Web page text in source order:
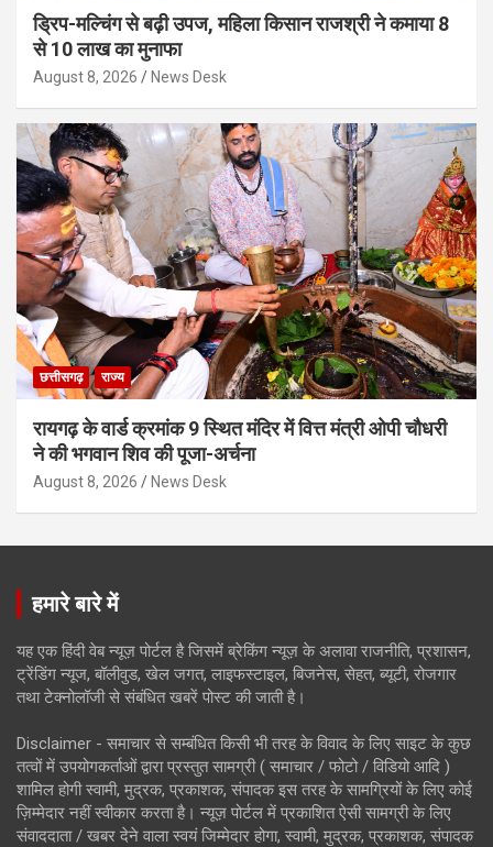
ड्रिप-मल्चिंग से बढ़ी उपज, महिला किसान राजश्री ने कमाया 8
से 10 लाख का मुनाफा
August 8, 2026 News Desk
छत्तीसगढ़ राज्य
रायगढ़ के वार्ड क्रमांक 9 स्थित मंदिर में वित्त मंत्री ओपी चौधरी
ने की भगवान शिव की पूजा-अर्चना
August 8, 2026 News Desk
हमारे बारे में
यह एक हिंदी वेब न्यूज़ पोर्टल है जिसमें ब्रेकिंग न्यूज़ के अलावा राजनीति, प्रशासन,
ट्रेंडिंग न्यूज, बॉलीवुड, खेल जगत, लाइफस्टाइल, बिजनेस, सेहत, ब्यूटी, रोजगार
तथा टेक्नोलॉजी से संबंधित खबरें पोस्ट की जाती है।
Disclaimer - समाचार से सम्बंधित किसी भी तरह के विवाद के लिए साइट के कुछ
तत्वों में उपयोगकर्ताओं द्वारा प्रस्तुत सामग्री ( समाचार / फोटो / विडियो आदि )
शामिल होगी स्वामी, मुद्रक, प्रकाशक, संपादक इस तरह के सामग्रियों के लिए कोई
ज़िम्मेदार नहीं स्वीकार करता है। न्यूज़ पोर्टल में प्रकाशित ऐसी सामग्री के लिए
संवाददाता / खबर देने वाला स्वयं जिम्मेदार होगा, स्वामी, मुद्रक, प्रकाशक, संपादक